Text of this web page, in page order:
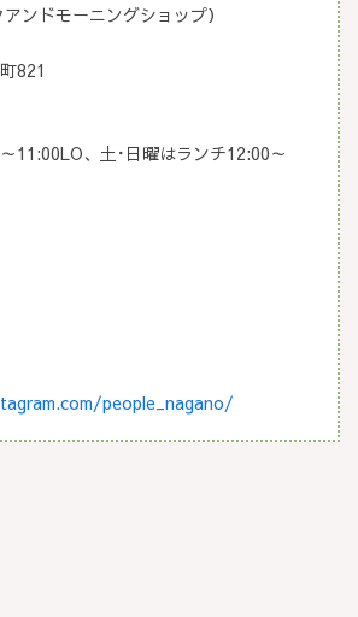
アンドモーニングショップ）
821
11:00LO、土･日曜はランチ12:00～
people_nagano/